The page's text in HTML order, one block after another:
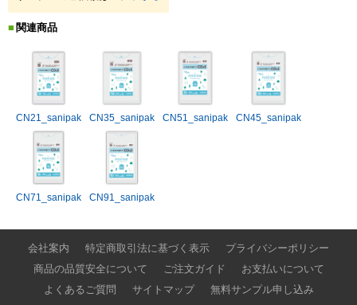
関連商品
CN21_sanipak CN35_sanipak CN51_sanipak CN45_sanipak
CN71_sanipak CN91_sanipak
会社案内 特定商取引法に基づく表示
プライバシーポリシー
商品の品質安全について
ご注文ガイド
お支払いについて
よくあるご質問
サイトマップ
無料サンプル申し込み